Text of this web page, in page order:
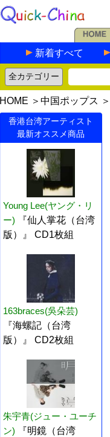
新着すべて
HOME ＞ 中国ポップス ＞
香港台湾アーティスト
最新オススメ商品
Young Lee(ヤング・リ
ー)
『仙人掌花（台湾
版）』 CD1枚組
163braces(吳朵芸)
『海螺記（台湾
版）』 CD2枚組
朱宇青(ジュー・ユーチ
ン)
『明鏡（台湾